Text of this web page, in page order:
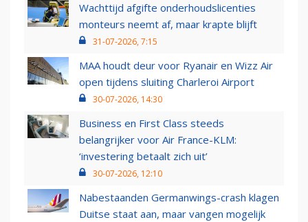
Wachttijd afgifte onderhoudslicenties
monteurs neemt af, maar krapte blijft
31-07-2026, 7:15
MAA houdt deur voor Ryanair en Wizz Air
open tijdens sluiting Charleroi Airport
30-07-2026, 14:30
Business en First Class steeds
belangrijker voor Air France-KLM:
‘investering betaalt zich uit’
30-07-2026, 12:10
Nabestaanden Germanwings-crash klagen
Duitse staat aan, maar vangen mogelijk